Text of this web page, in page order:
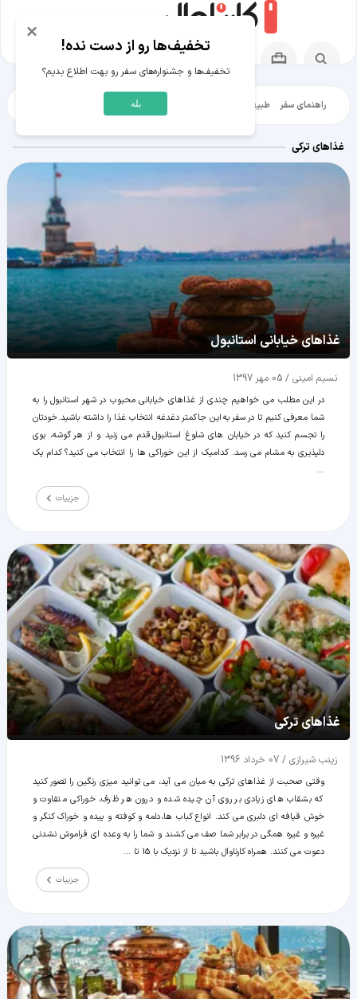
راهنمای سفر طبیعت‌گردی شهرگردی
غذاهای ترکی
غذاهای خیابانی استانبول
نسیم امینی / 05 مهر 1397
در این مطلب می خواهیم چندی از غذاهای خیابانی محبوب در شهر استانبول را به
شما معرفی کنیم تا در سفر به این جا کمتر دغدغه انتخاب غذا را داشته باشید. خودتان
را تجسم کنید که در خیابان های شلوغ استانبول قدم می زنید و از هر گوشه، بوی
دلپذیری به مشام می رسد. کدامیک از این خوراکی ها را انتخاب می کنید؟ کدام یک
...
جزییات
غذاهای ترکی
زينب شيرازی / 07 خرداد 1396
وقتی صحبت از غذاهای ترکی به میان می آید، می توانید میزی رنگین را تصور کنید
که بشقاب های زیادی بر روی آن چیده شده و درون هر ظرف، خوراکی متفاوت و
خوش قیافه ای دلبری می کند. انواع کباب ها، دلمه و کوفته و پیده و خوراک کنگر و
غیره و غیره همگی در برابر شما صف می کشند و شما را به وعده ای فراموش نشدنی
دعوت می کنند. همراه کارناوال باشید تا از نزدیک با 15 تا ...
جزییات
×
تخفیف‌ها رو از دست نده!
تخفیف‌ها و جشنواره‌های سفر رو بهت اطلاع بدیم؟
بله